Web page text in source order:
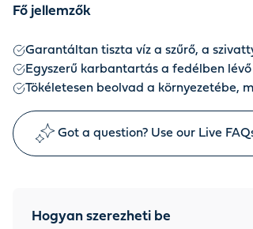
Fő jellemzők
Garantáltan tiszta víz a szűrő, a
Egyszerű karbantartás a fedélben
Tökéletesen beolvad a környezetébe,
Got a question? Use our Live
Hogyan szerezheti be